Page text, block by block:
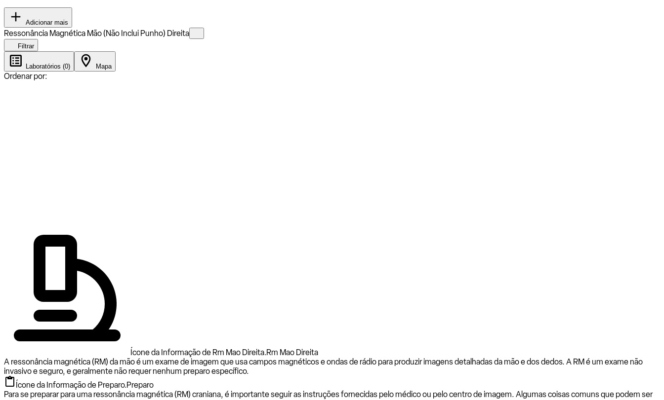
Adicionar mais
Ressonância Magnética Mão (Não Inclui Punho) Direita
Filtrar
Laboratórios (0) Mapa
Ordenar por:
Ícone da Informação de Rm Mao Direita.Rm Mao Direita
A ressonância magnética (RM) da mão é um exame de imagem que usa campos magnéticos e ondas de rádio para produzir imagens detalhadas da mão e dos dedos. A RM é um exame não
invasivo e seguro, e geralmente não requer nenhum preparo específico.
Ícone da Informação de Preparo.Preparo
Para se preparar para uma ressonância magnética (RM) craniana, é importante seguir as instruções fornecidas pelo médico ou pelo centro de imagem. Algumas coisas comuns que podem ser